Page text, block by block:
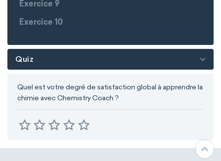
Exercice 9
Exercice 10
Quiz
Quel est votre degré de satisfaction global à apprendre la
chimie avec Chemistry Coach ?